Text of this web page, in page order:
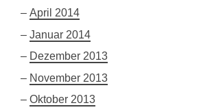
April 2014
Januar 2014
Dezember 2013
November 2013
Oktober 2013